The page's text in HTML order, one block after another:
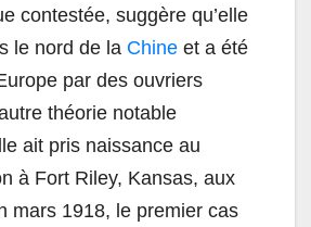
contestée, suggère qu’elle
le nord de la Chine et a été
par des ouvriers
théorie notable
ait pris naissance au
à Fort Riley, Kansas, aux
mars 1918, le premier cas